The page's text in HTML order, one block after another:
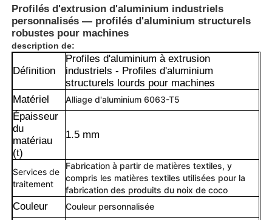
Profilés d'extrusion d'aluminium industriels
personnalisés — profilés d'aluminium structurels
robustes pour machines
description de:
Définition
Profiles d'aluminium à extrusion
industriels - Profiles d'aluminium
structurels lourds pour machines
Matériel
Alliage d'aluminium 6063-T5
Épaisseur
du
matériau
(t)
1.5 mm
Services de
traitement
Fabrication à partir de matières textiles, y
compris les matières textiles utilisées pour la
fabrication des produits du noix de coco
Couleur Couleur personnalisée